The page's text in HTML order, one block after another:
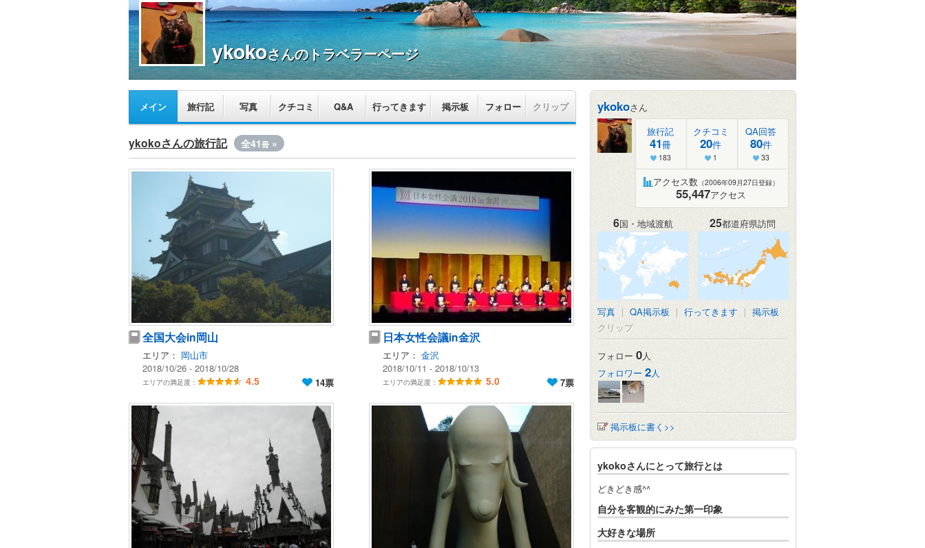
ykokoさんのトラベラーページ
メイン 旅行記 写真 クチコミ Q&A 行ってきます 掲示板 フォロー クリップ
ykokoさんの旅行記 全41冊 »
全国大会in岡山
エリア： 岡山市
2018/10/26 - 2018/10/28
エリアの満足度： 4.5 14票
日本女性会議in金沢
エリア： 金沢
2018/10/11 - 2018/10/13
エリアの満足度： 5.0 7票
ykokoさん
旅行記
41冊
183
クチコミ
20件
1
QA回答
80件
33
アクセス数 （2006年09月27日登録）
55,447アクセス
6国・地域渡航 25都道府県訪問
写真 | QA掲示板 | 行ってきます | 掲示板
クリップ
フォロー 0人
フォロワー 2人
掲示板に書く>>
ykokoさんにとって旅行とは
どきどき感^^
自分を客観的にみた第一印象
大好きな場所